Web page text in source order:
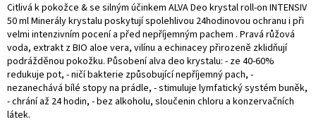
Citlivá k pokožce & se silným účinkem ALVA Deo krystal roll-on INTENSIV
50 ml Minerály krystalu poskytují spolehlivou 24hodinovou ochranu i při
velmi intenzivním pocení a před nepříjemným pachem . Pravá růžová
voda, extrakt z BIO aloe vera, vilínu a echinacey přirozeně zklidňují
podrážděnou pokožku. Působení alva deo krystalu: - ze 40-60%
redukuje pot, - ničí bakterie způsobující nepříjemný pach, -
nezanechává bílé stopy na prádle, - stimuluje lymfatický systém buněk,
- chrání až 24 hodin, - bez alkoholu, sloučenin chloru a konzervačních
látek.